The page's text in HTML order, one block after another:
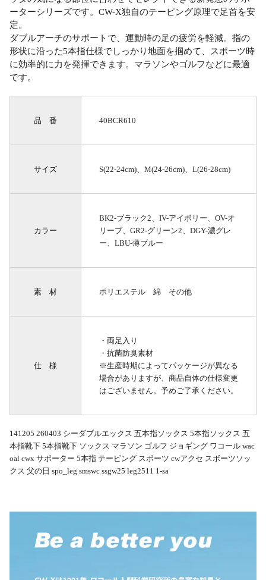
ーターシリーズです。CW-X独自のテーピング原理で足首を安
定。
ダブルアーチのサポートで、運動時の足の疲労を軽減。指の
形状に沿った5本指仕様でしっかり地面を掴めて、スポーツ時
に効率的に力を発揮できます。マラソンやゴルフなどに最適
です。
品 番 40BCR610
サイズ S(22-24cm)、M(24-26cm)、L(26-28cm)
カラー
BK2-ブラック2、IV-アイボリー、OV-オ
リーブ、GR2-グリーン2、DGY-濃グレ
ー、LBU-薄ブルー
素 材 ポリエステル 綿 その他
仕 様
・両足入り
・抗菌防臭素材
※生産時期によってパッケージが異なる
場合がありますが、商品自体の仕様変更
はございません。予めご了承ください。
141205 260403 シーダブルエックス 五本指ソックス 5本指ソックス 五
本指靴下 5本指靴下 ソックス マラソン ゴルフ ジョギング ワコール wac
oal cwx サポーター 5本指 テーピング スポーツ cwアクセ スポーツソッ
クス 父の日 spo_leg smswc ssgw25 leg2511 1-sa